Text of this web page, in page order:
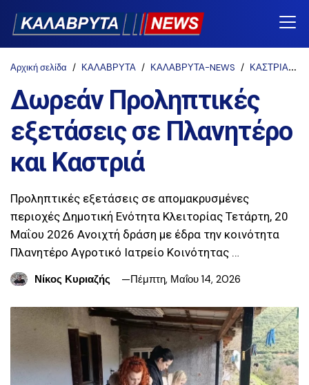
Αρχική σελίδα ΚΑΛΑΒΡΥΤΑ ΚΑΛΑΒΡΥΤΑ-NEWS ΚΑΣΤΡΙΑ
Δωρεάν Προληπτικές
εξετάσεις σε Πλανητέρο
και Καστριά
Προληπτικές εξετάσεις σε απομακρυσμένες
περιοχές Δημοτική Ενότητα Κλειτορίας Τετάρτη, 20
Μαΐου 2026 Ανοιχτή δράση με έδρα την κοινότητα
Πλανητέρο Αγροτικό Ιατρείο Κοινότητας …
Νίκος Κυριαζής
Πέμπτη, Μαΐου 14, 2026